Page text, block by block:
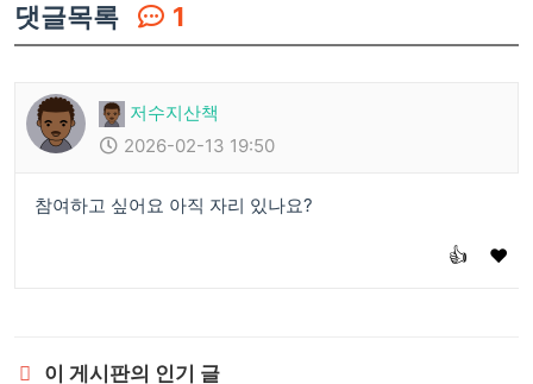
댓글목록 1
저수지산책
2026-02-13 19:50
참여하고 싶어요 아직 자리 있나요?
👍 ❤️
이 게시판의 인기 글